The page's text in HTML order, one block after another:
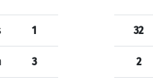
1
3
32
2